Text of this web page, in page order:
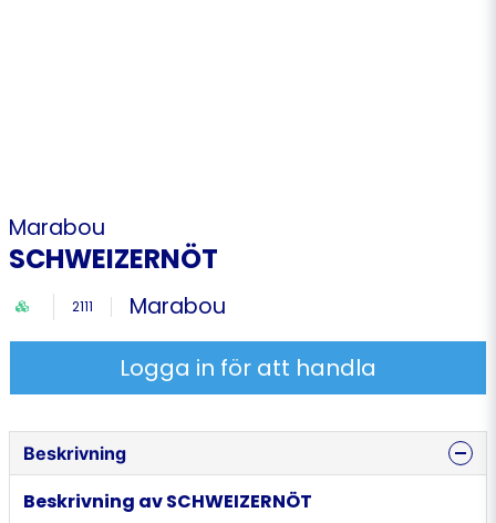
Marabou
SCHWEIZERNÖT
2111 Marabou
Logga in för att handla
Beskrivning
Beskrivning av SCHWEIZERNÖT